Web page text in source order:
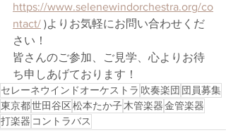
https://www.selenewindorchestra.org/co
ntact/ )よりお気軽にお問い合わせくだ
さい！
皆さんのご参加、ご見学、心よりお待
ち申しあげております！
セレーネウインドオーケストラ 吹奏楽団 団員募集
東京都世田谷区松本たか子木管楽器金管楽器
打楽器 コントラバス